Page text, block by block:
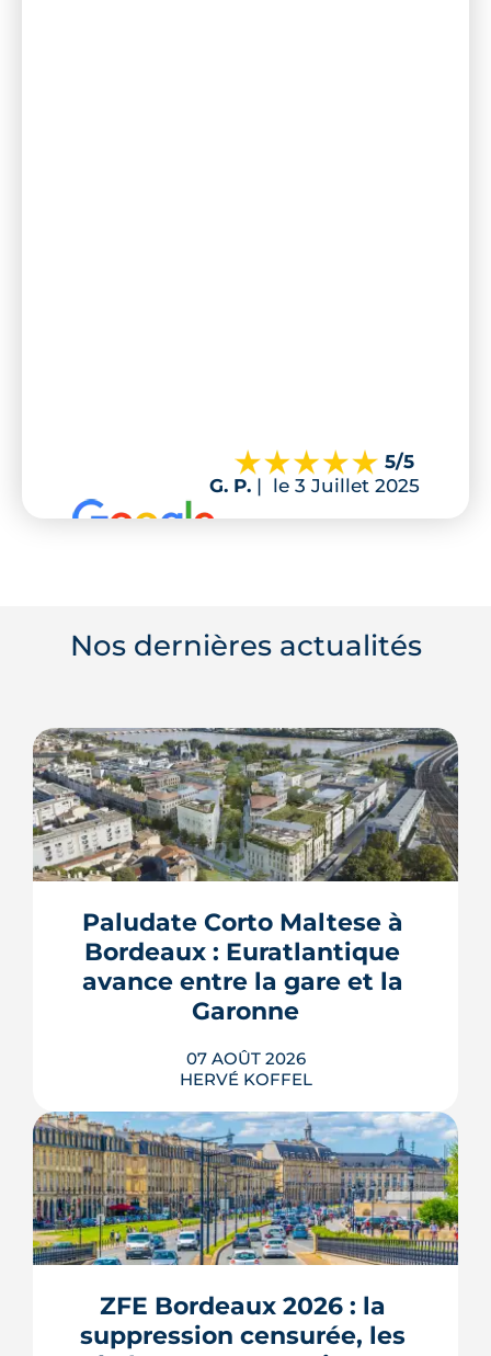
5/5
G. P. | le 3 Juillet 2025
Nos dernières actualités
Paludate Corto Maltese à
Bordeaux : Euratlantique
avance entre la gare et la
Garonne
07 AOÛT 2026
HERVÉ KOFFEL
Entre la gare Saint-Jean et le fleuve, un
ancien secteur d'entrepôts et de chais
devient l'une des vitrines de Bordeaux
chantier Canopia, futur parc Descas :
voici où en est ce morceau de ville en
train de se recoudre.
ZFE Bordeaux 2026 : la
suppression censurée, les